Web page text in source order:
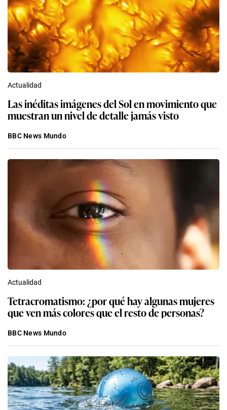
Actualidad
Las inéditas imágenes del Sol en movimiento que
muestran un nivel de detalle jamás visto
BBC News Mundo
Actualidad
Tetracromatismo: ¿por qué hay algunas mujeres
que ven más colores que el resto de personas?
BBC News Mundo